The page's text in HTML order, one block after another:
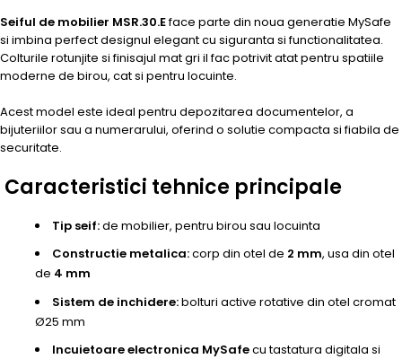
Seiful de mobilier MSR.30.Eface parte din noua generatie MySafe
si imbina perfect designul elegant cu siguranta si functionalitatea.
Colturile rotunjite si finisajul mat gri il fac potrivit atat pentru spatiile
moderne de birou, cat si pentru locuinte.
Acest model este ideal pentru depozitarea documentelor, a
bijuteriilor sau a numerarului, oferind o solutie compacta si fiabila de
securitate.
Caracteristici tehnice principale
Tip seif:de mobilier, pentru birou sau locuinta
Constructie metalica:corp din otel de 2 mm, usa din otel
de 4 mm
Sistem de inchidere:bolturi active rotative din otel cromat
Ø25 mm
Incuietoare electronica MySafecu tastatura digitala si